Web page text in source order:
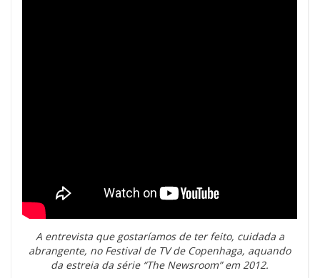
A entrevista que gostaríamos de ter feito, cuidada a
abrangente, no Festival de TV de Copenhaga, aquando
da estreia da série “The Newsroom” em 2012.